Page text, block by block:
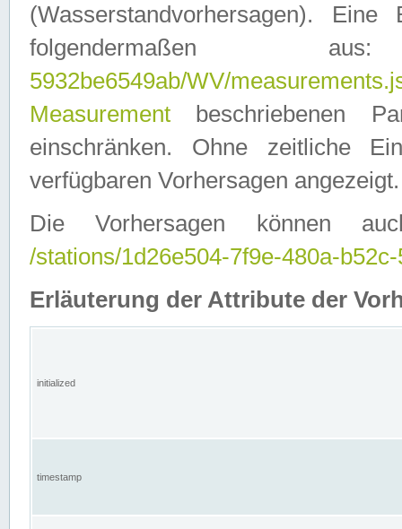
(Wasserstandvorhersagen).
folgendermaßen
5932be6549ab/WV/
Measurement beschriebenen
einschränken. Ohne zeitliche
verfügbaren Vorhersagen angezeigt.
Die Vorhersagen können
/stations/1d26e504-7f9e-480a-
Erläuterung der Attribute der
initialized
timestamp